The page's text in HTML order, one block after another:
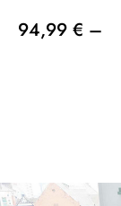
94,99 € –